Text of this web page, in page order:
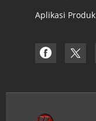
Aplikasi Produk